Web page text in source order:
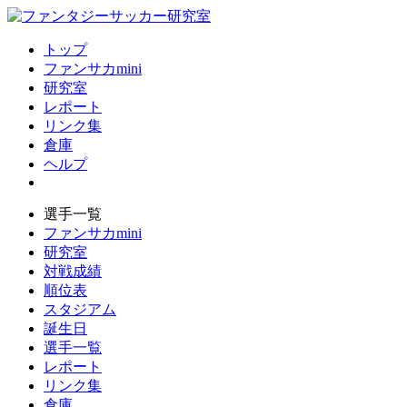
トップ
ファンサカmini
研究室
レポート
リンク集
倉庫
ヘルプ
選手一覧
ファンサカmini
研究室
対戦成績
順位表
スタジアム
誕生日
選手一覧
レポート
リンク集